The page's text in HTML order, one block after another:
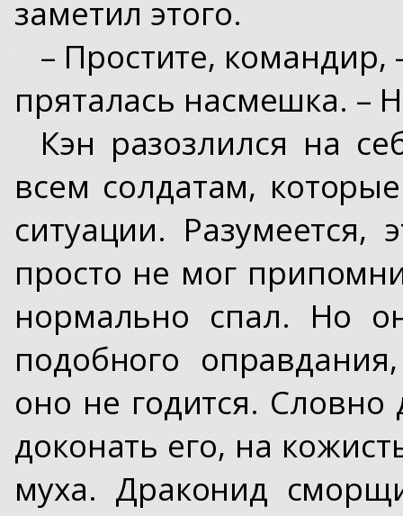
заметил этого.
– Простите, командир,
пряталась насмешка. –
Кэн разозлился на
всем солдатам,
ситуации. Разумеется,
просто не мог
нормально спал. Но
подобного
оно не годится.
доконать его, на
муха. Драконид